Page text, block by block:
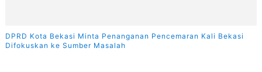
DPRD Kota Bekasi Minta Penanganan Pencemaran Kali Bekasi
Difokuskan ke Sumber Masalah